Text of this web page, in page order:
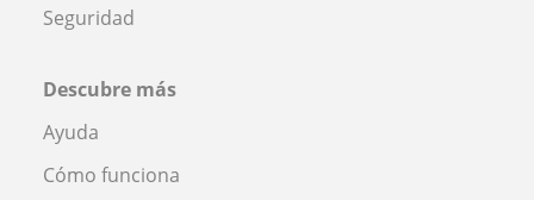
Seguridad
Descubre más
Ayuda
Cómo funciona